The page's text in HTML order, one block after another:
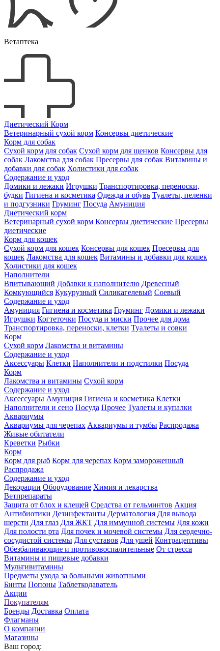
Ветаптека
Диетический Корм
Ветеринарный сухой корм Консервы диетические
Корм для собак
Сухой корм для собак Сухой корм для щенков Консервы для
собак Лакомства для собак Пресервы для собак Витамины и
добавки для собак Холистики для собак
Содержание и уход
Домики и лежаки Игрушки Транспортировка, переноски,
будки Гигиена и косметика Одежда и обувь Туалеты, пеленки
и подгузники Груминг Посуда Амуниция
Диетический корм
Ветеринарный сухой корм Консервы диетические Пресервы
диетические
Корм для кошек
Сухой корм для кошек Консервы для кошек Пресервы для
кошек Лакомства для кошек Витамины и добавки для кошек
Холистики для кошек
Наполнители
Впитывающий Добавки к наполнителю Древесный
Комкующийся Кукурузный Силикагелевый Соевый
Содержание и уход
Амуниция Гигиена и косметика Груминг Домики и лежаки
Игрушки Когтеточки Посуда и миски Прочее для дома
Транспортировка, переноски, клетки Туалеты и совки
Корм
Сухой корм Лакомства и витамины
Содержание и уход
Аксессуары Клетки Наполнители и подстилки Посуда
Корм
Лакомства и витамины Сухой корм
Содержание и уход
Аксессуары Амуниция Гигиена и косметика Клетки
Наполнители и сено Посуда Прочее Туалеты и купалки
Аквариумы
Аквариумы для черепах Аквариумы и тумбы Распродажа
Живые обитатели
Креветки Рыбки
Корм
Корм для рыб Корм для черепах Корм замороженный
Распродажа
Содержание и уход
Декорации Оборудование Химия и лекарства
Ветпрепараты
Защита от блох и клещей Средства от гельминтов Акция
Антибиотики Дезинфектанты Дерматология Для вывода
шерсти Для глаз Для ЖКТ Для иммунной системы Для кожи
Для полости рта Для почек и мочевой системы Для сердечно-
сосудистой системы Для суставов Для ушей Контрацептивы
Обезбаливающие и противовоспалительные От стресса
Витамины и пищевые добавки
Мультивитамины
Предметы ухода за больными животными
Бинты Попоны Таблеткодаватель
Акции
Покупателям
Бренды Доставка Оплата
Флагманы
О компании
Магазины
Ваш город: